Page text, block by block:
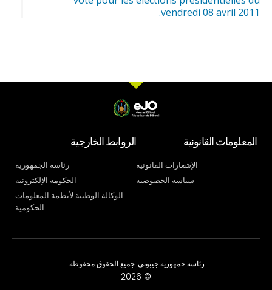
vendredi 08 avril 2011.
المعلومات القانونية
الإشعارات القانونية
سياسة الخصوصية
الروابط الخارجية
رئاسة الجمهورية
الحكومة الإلكترونية
الوكالة الوطنية لأنظمة المعلومات
الحكومية
رئاسة جمهورية جيبوتي. جميع الحقوق محفوظة.
© 2026